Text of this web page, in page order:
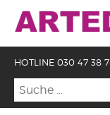
HOTLINE 030 47 38